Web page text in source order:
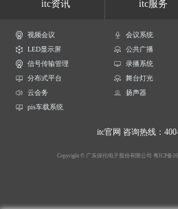
itc资讯 itc服务
视频会议 会议系统
LED显示屏
公共广播
信号传输管理
录播系统
分布式平台
舞台灯光
云会务
扬声器
pis车载系统
itc官网 咨询热线：
Copyright © 广东保伦电子股份有限公司 粤ICP备